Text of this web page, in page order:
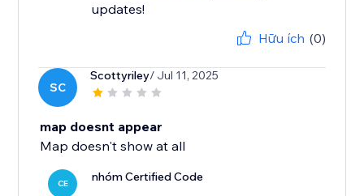
updates!
Hữu ích (0)
SC
Scottyriley/ Jul 11, 2025
map doesnt appear
Map doesn't show at all
CE nhóm Certified Code